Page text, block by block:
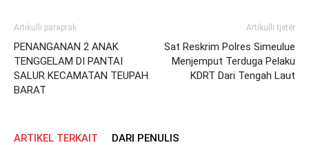
Artikulli paraprak
PENANGANAN 2 ANAK
TENGGELAM DI PANTAI
SALUR KECAMATAN TEUPAH
BARAT
Artikulli tjetër
Sat Reskrim Polres Simeulue
Menjemput Terduga Pelaku
KDRT Dari Tengah Laut
ARTIKEL TERKAIT DARI PENULIS